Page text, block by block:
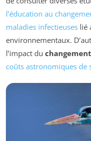
l’éducation au
maladies infectieuses lié
environnementaux.
l’impact du
coûts astronomiques de